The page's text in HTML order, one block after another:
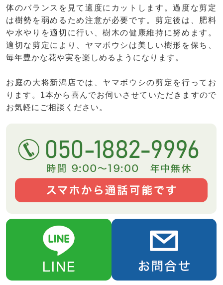
体のバランスを見て適度にカットします。過度な剪定
は樹勢を弱めるため注意が必要です。剪定後は、肥料
や水やりを適切に行い、樹木の健康維持に努めます。
適切な剪定により、ヤマボウシは美しい樹形を保ち、
毎年豊かな花や実を楽しめるようになります。
お庭の大将新潟店では、ヤマボウシの剪定を行ってお
ります。1本から喜んでお伺いさせていただきますので
お気軽にご相談ください。